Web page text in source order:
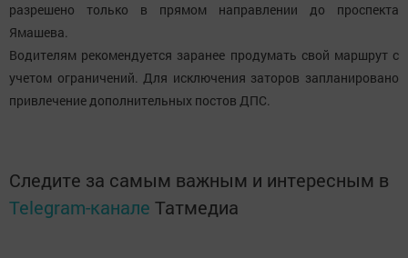
разрешено только в прямом направлении до проспекта
Ямашева.
Водителям рекомендуется заранее продумать свой маршрут с
учетом ограничений. Для исключения заторов запланировано
привлечение дополнительных постов ДПС.
Следите за самым важным и интересным в
Telegram-канале Татмедиа